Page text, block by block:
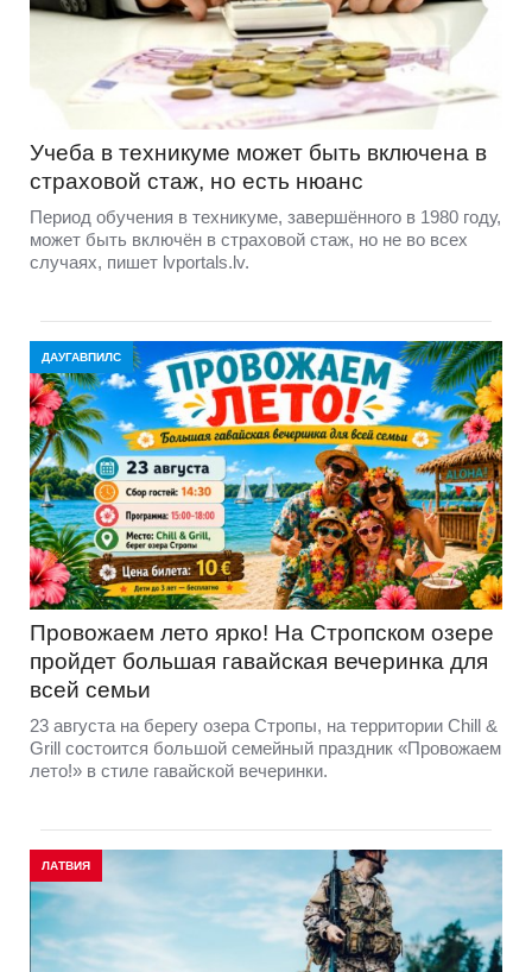
Учеба в техникуме может быть включена в
страховой стаж, но есть нюанс
Период обучения в техникуме, завершённого в 1980 году,
может быть включён в страховой стаж, но не во всех
случаях, пишет lvportals.lv.
ДАУГАВПИЛС
Провожаем лето ярко! На Стропском озере
пройдет большая гавайская вечеринка для
всей семьи
23 августа на берегу озера Стропы, на территории Chill &
Grill состоится большой семейный праздник «Провожаем
лето!» в стиле гавайской вечеринки.
ЛАТВИЯ